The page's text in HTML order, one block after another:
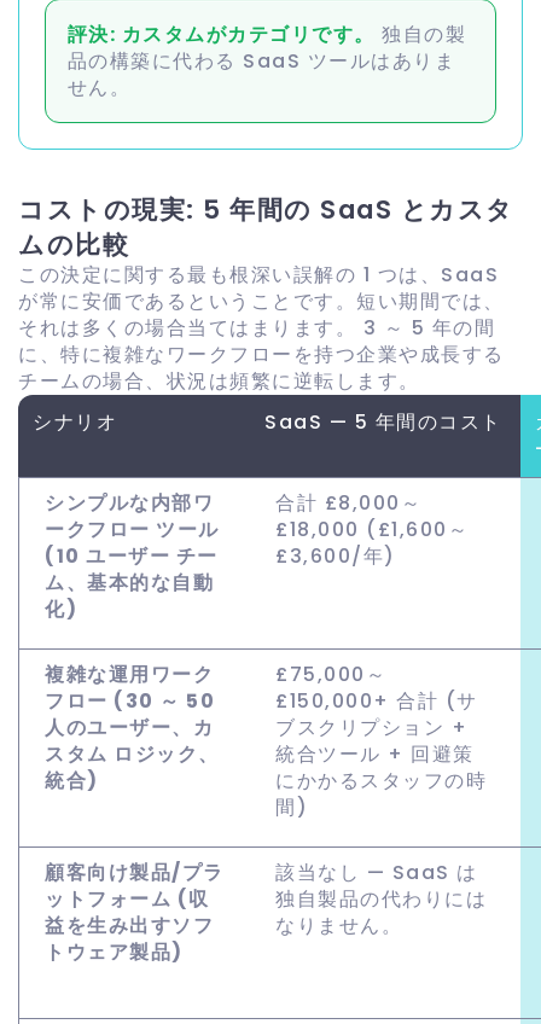
評決: カスタムがカテゴリです。
独自の製
品の構築に代わる SaaS ツールはありま
せん。
コストの現実: 5 年間の SaaS とカスタ
ムの比較
この決定に関する最も根深い誤解の 1 つは、SaaS
が常に安価であるということです。短い期間では、
それは多くの場合当てはまります。 3 ～ 5 年の間
に、特に複雑なワークフローを持つ企業や成長する
チームの場合、状況は頻繁に逆転します。
シナリオ
SaaS — 5 年間のコスト
シンプルな内部ワ
ークフロー ツール
(10 ユーザー チー
ム、基本的な自動
化)
合計 £8,000～
£18,000 (£1,600～
£3,600/年)
複雑な運用ワーク
フロー (30 ～ 50
人のユーザー、カ
スタム ロジック、
統合)
£75,000～
£150,000+ 合計 (サ
ブスクリプション +
統合ツール + 回避策
にかかるスタッフの時
間)
顧客向け製品/プラ
ットフォーム (収
益を生み出すソフ
トウェア製品)
該当なし — SaaS は
独自製品の代わりには
なりません。